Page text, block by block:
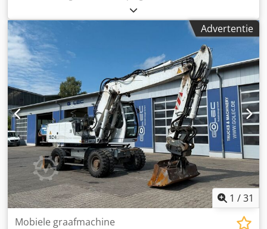
Egaliseerplaat * Achteruitrijcamera * Gewicht: 19.250 kg
Csdpfxjzpg A Ij Apmsrf -----Intern voertuignummer: 12319
Fouten en tussenverkoop voorbehouden
Advertentie
1 /31
Mobiele graafmachine